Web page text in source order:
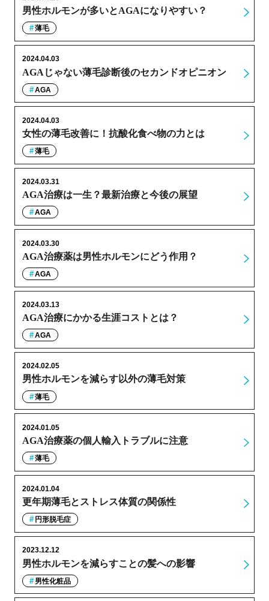
男性ホルモンが多いとAGAになりやすい？
薄毛
AGAじゃない薄毛診断後のセカンドオピニオン
2024.04.03
AGA
女性の薄毛改善に！抗酸化食べ物の力とは
2024.04.03
薄毛
AGA治療は一生？最新治療と今後の展望
2024.03.31
AGA
AGA治療薬は男性ホルモンにどう作用？
2024.03.30
AGA
AGA治療にかかる生涯コストとは？
2024.03.13
AGA
男性ホルモンを減らす以外の薄毛対策
2024.02.05
薄毛
AGA治療薬の個人輸入トラブルに注意
2024.01.05
薄毛
更年期薄毛とストレス体質の関係性
2024.01.04
円形脱毛症
男性ホルモンを減らすことの髪への影響
2023.12.12
男性化粧品